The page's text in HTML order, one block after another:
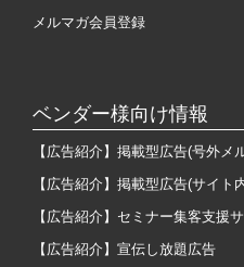
メルマガ会員登録
ベンダー様向け情報
【広告紹介】掲載型広告(号外メ
【広告紹介】掲載型広告(サイト
【広告紹介】セミナー集客支援
【広告紹介】宣伝し放題広告